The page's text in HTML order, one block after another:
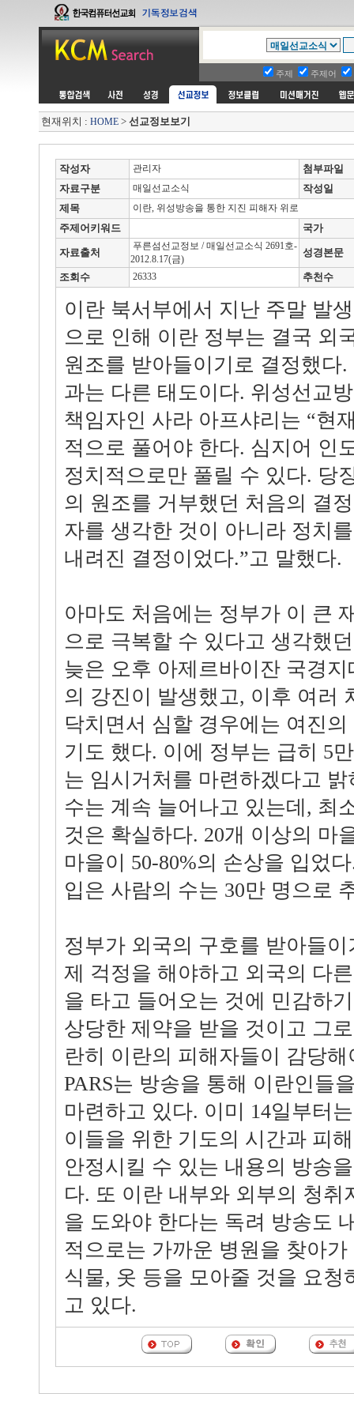
주제 주제어
현재위치 : HOME > 선교정보보기
작성자 관리자
첨부파일
자료구분
매일선교소식
작성일
제목
이란, 위성방송을 통한 지진 피해자 위로
주제어키워드 국가
자료출처
푸른섬선교정보 / 매일선교소식 2691호-
2012.8.17(금)
성경본문
조회수 26333 추천수
이란 북서부에서 지난 주말 발
으로 인해 이란 정부는 결국 외
원조를 받아들이기로 결정했다
과는 다른 태도이다. 위성선교방
책임자인 사라 아프샤리는 “현
적으로 풀어야 한다. 심지어 인
정치적으로만 풀릴 수 있다. 당
의 원조를 거부했던 처음의 결
자를 생각한 것이 아니라 정치
내려진 결정이었다.”고 말했다.
아마도 처음에는 정부가 이 큰
으로 극복할 수 있다고 생각했
늦은 오후 아제르바이잔 국경지
의 강진이 발생했고, 이후 여러
닥치면서 심할 경우에는 여진
기도 했다. 이에 정부는 급히 5
는 임시거처를 마련하겠다고
수는 계속 늘어나고 있는데, 최
것은 확실하다. 20개 이상의 마
마을이 50-80%의 손상을 입었
입은 사람의 수는 30만 명으로
정부가 외국의 구호를 받아들
제 걱정을 해야하고 외국의 다
을 타고 들어오는 것에 민감하
상당한 제약을 받을 것이고 그
란히 이란의 피해자들이 감당해
PARS는 방송을 통해 이란인들
마련하고 있다. 이미 14일부터
이들을 위한 기도의 시간과 피
안정시킬 수 있는 내용의 방송
다. 또 이란 내부와 외부의 청취
을 도와야 한다는 독려 방송도
적으로는 가까운 병원을 찾아
식물, 옷 등을 모아줄 것을 요청
고 있다.